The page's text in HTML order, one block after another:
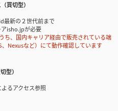
買切型）
最新の２世代前まで
isho.jpが必要
、国内キャリア経由で販売されている端
、Nexusなど）にて動作確認しています
型）
るアクセス参照